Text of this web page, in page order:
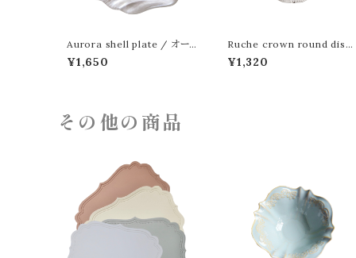
Aurora shell plate / オー
ロラシェルプレート
¥1,650
Ruche crown round dish
/ ルーシュクラウン ラウンド
ィッシュ 15cm
¥1,320
その他の商品